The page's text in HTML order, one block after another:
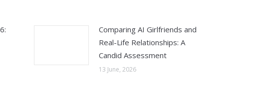
Comparing AI Girlfriends and
Real-Life Relationships: A
Candid Assessment
13 June, 2026